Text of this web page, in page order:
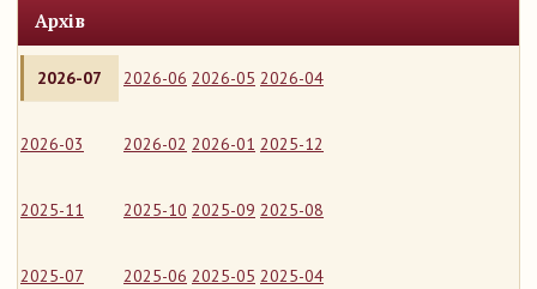
Архів
2026-07 2026-06 2026-05 2026-04
2026-03 2026-02 2026-01 2025-12
2025-11 2025-10 2025-09 2025-08
2025-07 2025-06 2025-05 2025-04